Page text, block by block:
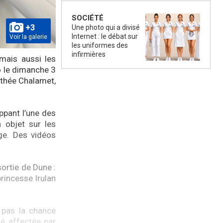
+3
Voir la galerie
aussi les
le dimanche 3
Chalamet,
l’une des
objet sur les
Des vidéos
de Dune :
Irulan
la chance
SOCIÉTÉ
Une photo qui a divisé
Internet : le débat sur
les uniformes des
infirmières